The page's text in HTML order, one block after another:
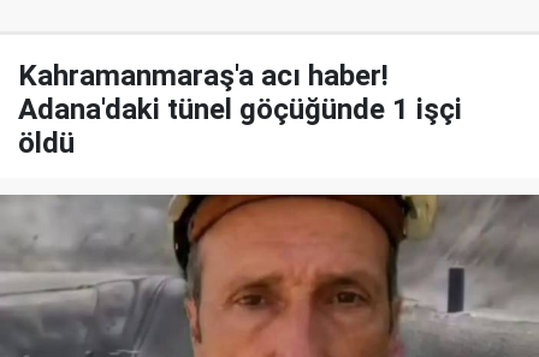
Kahramanmaraş'a acı haber!
Adana'daki tünel göçüğünde 1 işçi
öldü